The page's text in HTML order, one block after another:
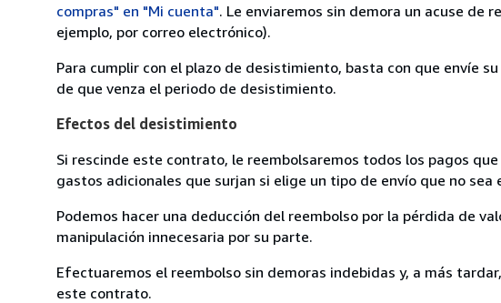
compras" en "Mi cuenta". Le enviaremos sin demora un acuse de
ejemplo, por correo electrónico).
Para cumplir con el plazo de desistimiento, basta con que envíe
de que venza el periodo de desistimiento.
Efectos del desistimiento
Si rescinde este contrato, le reembolsaremos todos los pagos
gastos adicionales que surjan si elige un tipo de envío que no
Podemos hacer una deducción del reembolso por la pérdida de
manipulación innecesaria por su parte.
Efectuaremos el reembolso sin demoras indebidas y, a más
este contrato.